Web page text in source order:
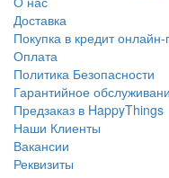
Доставка
Покупка в кредит
Оплата
Политика Безопасности
Гарантийное
Предзаказ в HappyThings
Наши Клиенты
Вакансии
Реквизиты